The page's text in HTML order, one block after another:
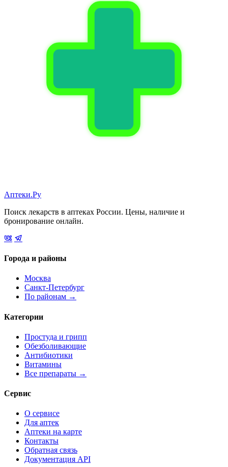
Аптеки.Ру
Поиск лекарств в аптеках России. Цены, наличие и
бронирование онлайн.
Города и районы
Москва
Санкт-Петербург
По районам →
Категории
Простуда и грипп
Обезболивающие
Антибиотики
Витамины
Все препараты →
Сервис
О сервисе
Для аптек
Аптеки на карте
Контакты
Обратная связь
Документация API